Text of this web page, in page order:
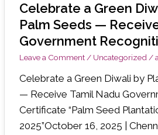
Celebrate a Green
Palm Seeds —
Government
Leave a Comment / Uncategorized /
Celebrate a Green Diwali by
— Receive Tamil Nadu
Certificate “Palm Seed
2025”October 16, 2025 |
Celebrate
a
Green
Diwali